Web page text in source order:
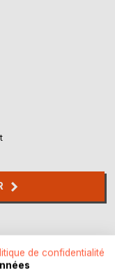
de confidentialité